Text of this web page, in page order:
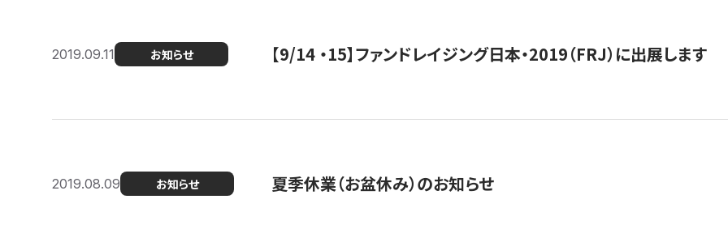
2019.09.11 お知らせ 【9/14 ・15】ファンドレイジング日本・2019（FRJ）に出展します
2019.08.09 お知らせ 夏季休業（お盆休み）のお知らせ